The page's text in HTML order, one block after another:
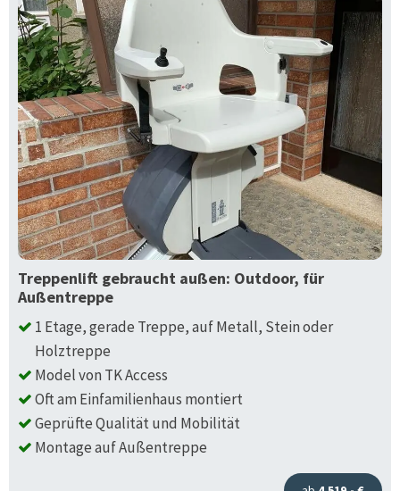
Treppenlift gebraucht außen: Outdoor, für
Außentreppe
1 Etage, gerade Treppe, auf Metall, Stein oder
Holztreppe
Model von TK Access
Oft am Einfamilienhaus montiert
Geprüfte Qualität und Mobilität
Montage auf Außentreppe